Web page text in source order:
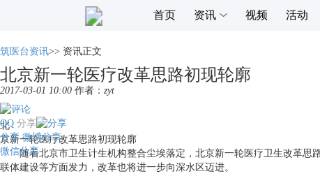
首页 资讯 视频 活动
筑医台资讯>> 资讯正文
北京新一轮医疗改革思路初现轮廓
2017-03-01 10:00 作者： zyt
分享
QQ
分享 微博分享
微信分享
北
京新一轮医疗改革思路初现轮廓
随着北京市卫生计生机构整合尘埃落定，北京新一轮医疗卫生改革
联体建设等方面发力，改革也将进一步向深水区迈进。